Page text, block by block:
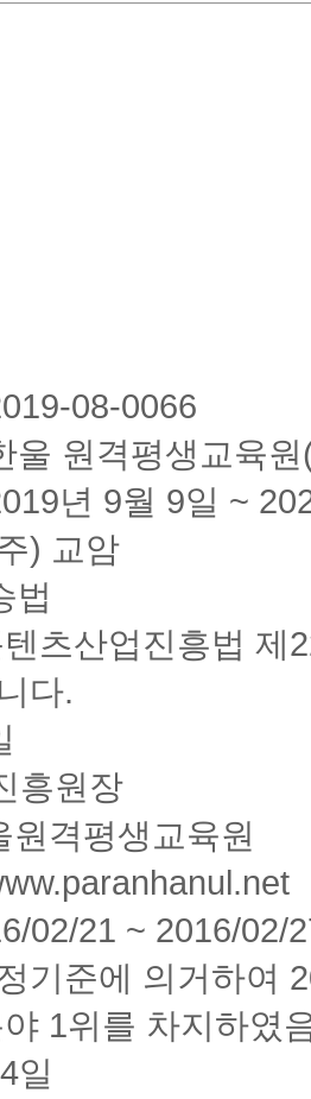
08-0066
울 원격평생교육
년 9월 9일 ~
) 교암
법
츠산업진흥법 제
다.
흥원장
격평생교육원
02/21 ~ 2016/02/
기준에 의거하여
1위를 차지하였
일